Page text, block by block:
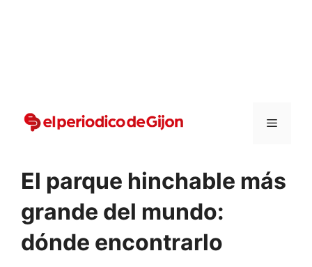
Menu
El parque hinchable más
grande del mundo:
dónde encontrarlo